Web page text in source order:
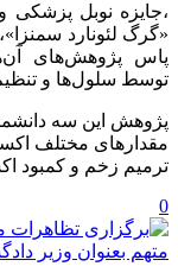
«گرگ لئونارد‌
پاس پژوهش‌های
توسط سلول‌ها و
پژوهش این سه
مقدارهای مختلف
ترمیم زخم و کمبود
0